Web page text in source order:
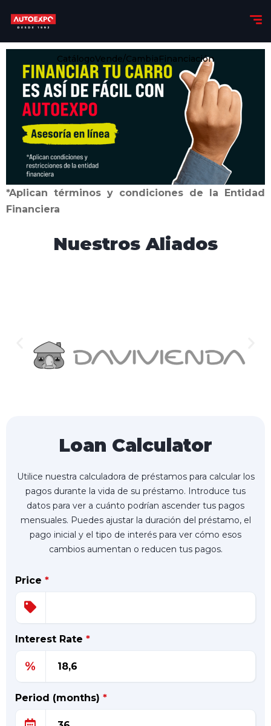
CatálogoVende/CambiaFinanciación
*Aplican términos y condiciones de la Entidad
Financiera
Nuestros Aliados
Loan Calculator
Utilice nuestra calculadora de préstamos para calcular los
pagos durante la vida de su préstamo. Introduce tus
datos para ver a cuánto podrían ascender tus pagos
mensuales. Puedes ajustar la duración del préstamo, el
pago inicial y el tipo de interés para ver cómo esos
cambios aumentan o reducen tus pagos.
Price *
Interest Rate *
%
Period (months) *